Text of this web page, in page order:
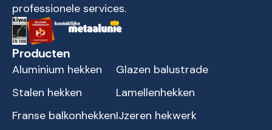
professionele services.
Producten
Aluminium hekken
Stalen hekken
Franse balkonhekken
Glazen balustrade
Lamellenhekken
IJzeren hekwerk